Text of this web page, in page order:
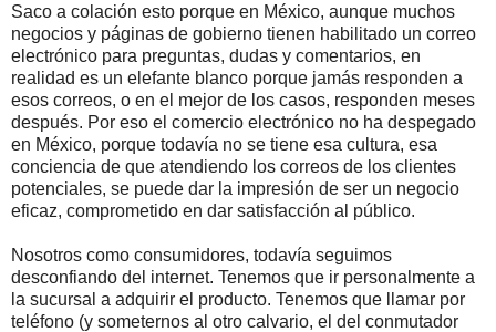
Saco a colación esto porque en México, aunque muchos
negocios y páginas de gobierno tienen habilitado un correo
electrónico para preguntas, dudas y comentarios, en
realidad es un elefante blanco porque jamás responden a
esos correos, o en el mejor de los casos, responden meses
después. Por eso el comercio electrónico no ha despegado
en México, porque todavía no se tiene esa cultura, esa
conciencia de que atendiendo los correos de los clientes
potenciales, se puede dar la impresión de ser un negocio
eficaz, comprometido en dar satisfacción al público.
Nosotros como consumidores, todavía seguimos
desconfiando del internet. Tenemos que ir personalmente a
la sucursal a adquirir el producto. Tenemos que llamar por
teléfono (y someternos al otro calvario, el del conmutador